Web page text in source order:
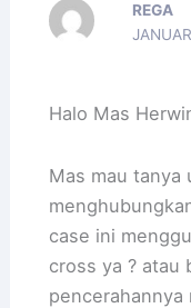
REGA
Halo Mas
Mas mau tanya
case ini
cross ya ? atau
pencerahannya